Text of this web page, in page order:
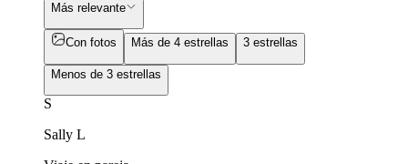
Más relevante
Con fotos Más de 4 estrellas 3 estrellas
Menos de 3 estrellas
S
Sally L